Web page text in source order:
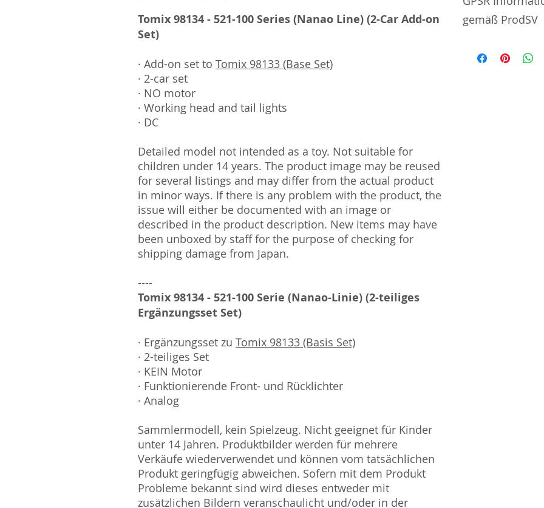
Tomix 98134 - 521-100 Series (Nanao Line) (2-Car Add-on
Set)
· Add-on set to Tomix 98133 (Base Set)
· 2-car set
· NO motor
· Working head and tail lights
· DC
Detailed model not intended as a toy. Not suitable for
children under 14 years. The product image may be reused
for several listings and may differ from the actual product
in minor ways. If there is any problem with the product, the
issue will either be documented with an image or
described in the product description. New items may have
been unboxed by staff for the purpose of checking for
shipping damage from Japan.
----
Tomix 98134 - 521-100 Serie (Nanao-Linie) (2-teiliges
Ergänzungsset Set)
· Ergänzungsset zu Tomix 98133 (Basis Set)
· 2-teiliges Set
· KEIN Motor
· Funktionierende Front- und Rücklichter
· Analog
Sammlermodell, kein Spielzeug. Nicht geeignet für Kinder
unter 14 Jahren. Produktbilder werden für mehrere
Verkäufe wiederverwendet und können vom tatsächlichen
Produkt geringfügig abweichen. Sofern mit dem Produkt
Probleme bekannt sind wird dieses entweder mit
zusätzlichen Bildern veranschaulicht und/oder in der
gemäß ProdSV
Manufacturer /